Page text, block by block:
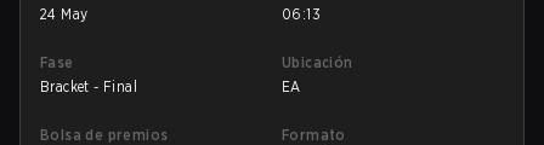
24 May
06:13
Fase
Bracket - Final
Ubicación
EA
Bolsa de premios
Formato